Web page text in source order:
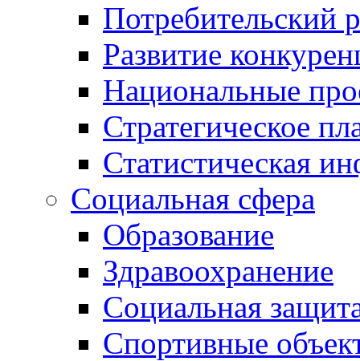
Потребительский
Развитие
Национальные
Стратегическое
Статистическая
Социальная сфера
Образование
Здравоохранение
Социальная
Спортивные